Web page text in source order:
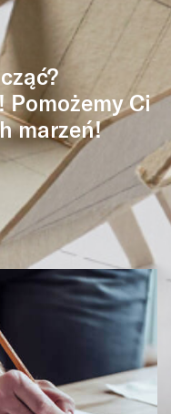
Ci
marzeń!